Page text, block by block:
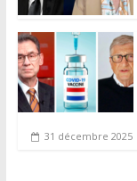
31 décembre 2025